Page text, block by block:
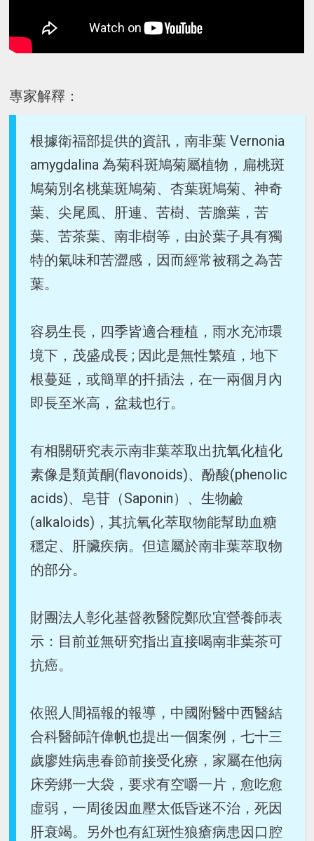
專家解釋：
根據衛福部提供的資訊，南非葉 Vernonia
amygdalina 為菊科斑鳩菊屬植物，扁桃斑
鳩菊別名桃葉斑鳩菊、杏葉斑鳩菊、神奇
葉、尖尾風、肝連、苦樹、苦膽葉，苦
葉、苦茶葉、南非樹等，由於葉子具有獨
特的氣味和苦澀感，因而經常被稱之為苦
葉。
容易生長，四季皆適合種植，雨水充沛環
境下，茂盛成長 ; 因此是無性繁殖，地下
根蔓延，或簡單的扦插法，在一兩個月內
即長至米高，盆栽也行。
有相關研究表示南非葉萃取出抗氧化植化
素像是類黃酮(flavonoids)、酚酸(phenolic
acids)、皂苷（Saponin）、生物鹼
(alkaloids)，其抗氧化萃取物能幫助血糖
穩定、肝臟疾病。但這屬於南非葉萃取物
的部分。
財團法人彰化基督教醫院鄭欣宜營養師表
示：目前並無研究指出直接喝南非葉茶可
抗癌。
依照人間福報的報導，中國附醫中西醫結
合科醫師許偉帆也提出一個案例，七十三
歲廖姓病患春節前接受化療，家屬在他病
床旁綁一大袋，要求有空嚼一片，愈吃愈
虛弱，一周後因血壓太低昏迷不治，死因
肝衰竭。另外也有紅斑性狼瘡病患因口腔